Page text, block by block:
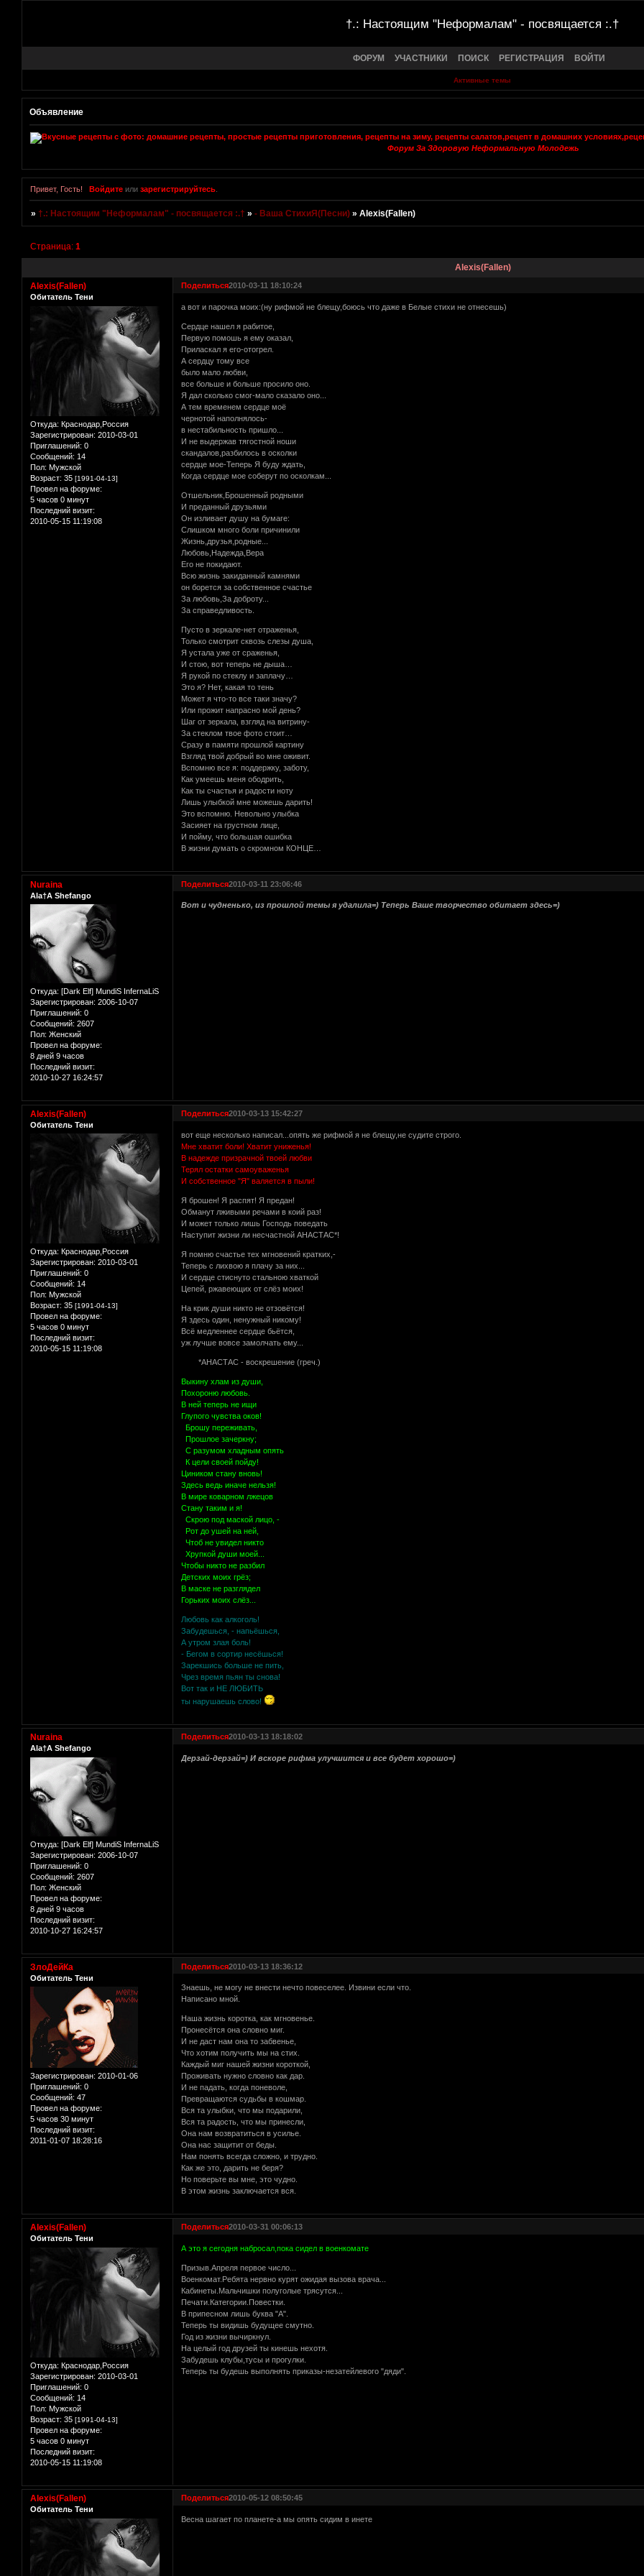
†.: Настоящим "Неформалам" - посвящается :.†
ФОРУМ УЧАСТНИКИ ПОИСК РЕГИСТРАЦИЯ ВОЙТИ
Активные темы
Объявление
Форум За Здоровую Неформальную Молодежь
Привет, Гость! Войдитеили зарегистрируйтесь.
»†.: Настоящим "Неформалам" - посвящается :.† »- Ваша СтихиЯ(Песни) »Alexis(Fallen)
Alexis(Fallen)
Страница:1
Поделиться2010-03-11 18:10:24
Alexis(Fallen)
Обитатель Тени
Откуда: Краснодар,Россия
Зарегистрирован: 2010-03-01
Приглашений: 0
Сообщений: 14
Пол: Мужской
Возраст: 35 [1991-04-13]
Провел на форуме:
5 часов 0 минут
Последний визит:
2010-05-15 11:19:08
а вот и парочка моих:(ну рифмой не блещу,боюсь что даже в Белые стихи не отнесешь)
Сердце нашел я рабитое,
Первую помошь я ему оказал,
Приласкал я его-отогрел.
А сердцу тому все
было мало любви,
все больше и больше просило оно.
Я дал сколько смог-мало сказало оно...
А тем временем сердце моё
чернотой наполнялось-
в нестабильность пришло...
И не выдержав тягостной ноши
скандалов,разбилось в осколки
сердце мое-Теперь Я буду ждать,
Когда сердце мое соберут по осколкам...
Отшельник,Брошенный родными
И преданный друзьями
Он изливает душу на бумаге:
Слишком много боли причинили
Жизнь,друзья,родные...
Любовь,Надежда,Вера
Его не покидают.
Всю жизнь закиданный камнями
он борется за собственное счастье
За любовь,За доброту...
За справедливость.
Пусто в зеркале-нет отраженья,
Только смотрит сквозь слезы душа,
Я устала уже от сраженья,
И стою, вот теперь не дыша…
Я рукой по стеклу и заплачу…
Это я? Нет, какая то тень
Может я что-то все таки значу?
Или прожит напрасно мой день?
Шаг от зеркала, взгляд на витрину-
За стеклом твое фото стоит…
Сразу в памяти прошлой картину
Взгляд твой добрый во мне оживит.
Вспомню все я: поддержку, заботу,
Как умеешь меня ободрить,
Как ты счастья и радости ноту
Лишь улыбкой мне можешь дарить!
Это вспомню. Невольно улыбка
Засияет на грустном лице,
И пойму, что большая ошибка
В жизни думать о скромном КОНЦЕ…
Поделиться2010-03-11 23:06:46
Nuraina
Ala†A Shefango
Откуда: [Dark Elf] MundiS InfernaLiS
Зарегистрирован: 2006-10-07
Приглашений: 0
Сообщений: 2607
Пол: Женский
Провел на форуме:
8 дней 9 часов
Последний визит:
2010-10-27 16:24:57
Вот и чудненько, из прошлой темы я удалила=) Теперь Ваше творчество обитает здесь=)
Поделиться2010-03-13 15:42:27
Alexis(Fallen)
Обитатель Тени
Откуда: Краснодар,Россия
Зарегистрирован: 2010-03-01
Приглашений: 0
Сообщений: 14
Пол: Мужской
Возраст: 35 [1991-04-13]
Провел на форуме:
5 часов 0 минут
Последний визит:
2010-05-15 11:19:08
вот еще несколько написал...опять же рифмой я не блещу,не судите строго.
Мне хватит боли! Хватит униженья!
В надежде призрачной твоей любви
Терял остатки самоуваженья
И собственное "Я" валяется в пыли!
Я брошен! Я распят! Я предан!
Обманут лживыми речами в коий раз!
И может только лишь Господь поведать
Наступит жизни ли несчастной АНАСТАС*!
Я помню счастье тех мгновений кратких,-
Теперь с лихвою я плачу за них...
И сердце стиснуто стальною хваткой
Цепей, ржавеющих от слёз моих!
На крик души никто не отзовётся!
Я здесь один, ненужный никому!
Всё медленнее сердце бьётся,
уж лучше вовсе замолчать ему...
*АНАСТАС - воскрешение (греч.)
Выкину хлам из души,
Похороню любовь.
В ней теперь не ищи
Глупого чувства оков!
Брошу переживать,
Прошлое зачеркну;
С разумом хладным опять
К цели своей пойду!
Циником стану вновь!
Здесь ведь иначе нельзя!
В мире коварном лжецов
Стану таким и я!
Скрою под маской лицо, -
Рот до ушей на ней,
Чтоб не увидел никто
Хрупкой души моей...
Чтобы никто не разбил
Детских моих грёз;
В маске не разглядел
Горьких моих слёз...
Любовь как алкоголь!
Забудешься, - напьёшься,
А утром злая боль!
- Бегом в сортир несёшься!
Зарекшись больше не пить,
Чрез время пьян ты снова!
Вот так и НЕ ЛЮБИТЬ
ты нарушаешь слово!
Поделиться2010-03-13 18:18:02
Nuraina
Ala†A Shefango
Откуда: [Dark Elf] MundiS InfernaLiS
Зарегистрирован: 2006-10-07
Приглашений: 0
Сообщений: 2607
Пол: Женский
Провел на форуме:
8 дней 9 часов
Последний визит:
2010-10-27 16:24:57
Дерзай-дерзай=) И вскоре рифма улучшится и все будет хорошо=)
Поделиться2010-03-13 18:36:12
ЗлоДейКа
Обитатель Тени
Зарегистрирован: 2010-01-06
Приглашений: 0
Сообщений: 47
Провел на форуме:
5 часов 30 минут
Последний визит:
2011-01-07 18:28:16
Знаешь, не могу не внести нечто повеселее. Извини если что.
Написано мной.
Наша жизнь коротка, как мгновенье.
Пронесётся она словно миг.
И не даст нам она то забвенье,
Что хотим получить мы на стих.
Каждый миг нашей жизни короткой,
Проживать нужно словно как дар.
И не падать, когда поневоле,
Превращаются судьбы в кошмар.
Вся та улыбки, что мы подарили,
Вся та радость, что мы принесли,
Она нам возвратиться в усилье.
Она нас защитит от беды.
Нам понять всегда сложно, и трудно.
Как же это, дарить не беря?
Но поверьте вы мне, это чудно.
В этом жизнь заключается вся.
Поделиться2010-03-31 00:06:13
Alexis(Fallen)
Обитатель Тени
Откуда: Краснодар,Россия
Зарегистрирован: 2010-03-01
Приглашений: 0
Сообщений: 14
Пол: Мужской
Возраст: 35 [1991-04-13]
Провел на форуме:
5 часов 0 минут
Последний визит:
2010-05-15 11:19:08
А это я сегодня набросал,пока сидел в военкомате
Призыв.Апреля первое число...
Военкомат.Ребята нервно курят ожидая вызова врача...
Кабинеты.Мальчишки полуголые трясутся...
Печати.Категории.Повестки.
В припесном лишь буква "А".
Теперь ты видишь будущее смутно.
Год из жизни вычиркнул.
На целый год друзей ты кинешь нехотя.
Забудешь клубы,тусы и прогулки.
Теперь ты будешь выполнять приказы-незатейлевого "дяди".
Поделиться2010-05-12 08:50:45
Alexis(Fallen)
Обитатель Тени
Весна шагает по планете-а мы опять сидим в инете